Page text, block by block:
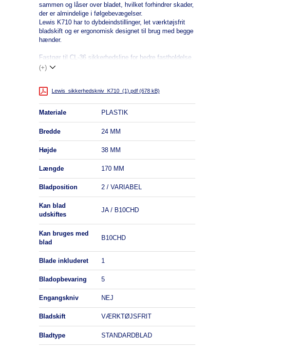
sammen og låser over bladet, hvilket forhindrer skader,
der er almindelige i følgebevægelser.
Lewis K710 har to dybdeindstillinger, let værktøjsfrit
bladskift og er ergonomisk designet til brug med begge
hænder.
Fastgør til CL-36 sikkerhedsline for bedre fastholdelse.
(+)
Lewis_sikkerhedskniv_K710_(1).pdf (678 kB)
materiale PLASTIK
bredde 24 MM
højde 38 MM
længde 170 MM
bladposition 2 / VARIABEL
kan blad
udskiftes
JA / B10CHD
kan bruges med
blad
B10CHD
blade inkluderet 1
bladopbevaring 5
engangskniv NEJ
bladskift VÆRKTØJSFRIT
bladtype STANDARDBLAD